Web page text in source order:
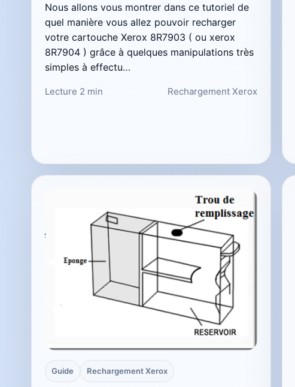
Nous allons vous montrer dans ce tutoriel de
quel manière vous allez pouvoir recharger
votre cartouche Xerox 8R7903 ( ou xerox
8R7904 ) grâce à quelques manipulations très
simples à effectu…
Lecture 2 min Rechargement Xerox
Guide Rechargement Xerox